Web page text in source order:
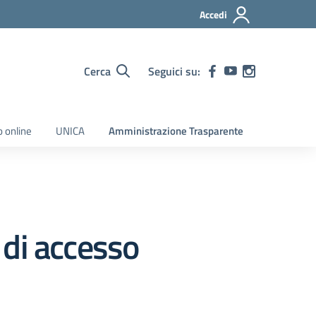
Accedi
Cerca Seguici su:
online UNICA Amministrazione Trasparente
accesso